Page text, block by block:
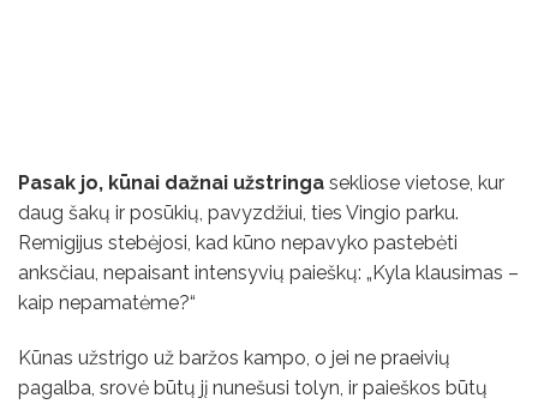
Pasak jo, kūnai dažnai užstringa sekliose vietose, kur
daug šakų ir posūkių, pavyzdžiui, ties Vingio parku.
Remigijus stebėjosi, kad kūno nepavyko pastebėti
anksčiau, nepaisant intensyvių paieškų: „Kyla klausimas –
kaip nepamatėme?“
Kūnas užstrigo už baržos kampo, o jei ne praeivių
pagalba, srovė būtų jį nunešusi tolyn, ir paieškos būtų